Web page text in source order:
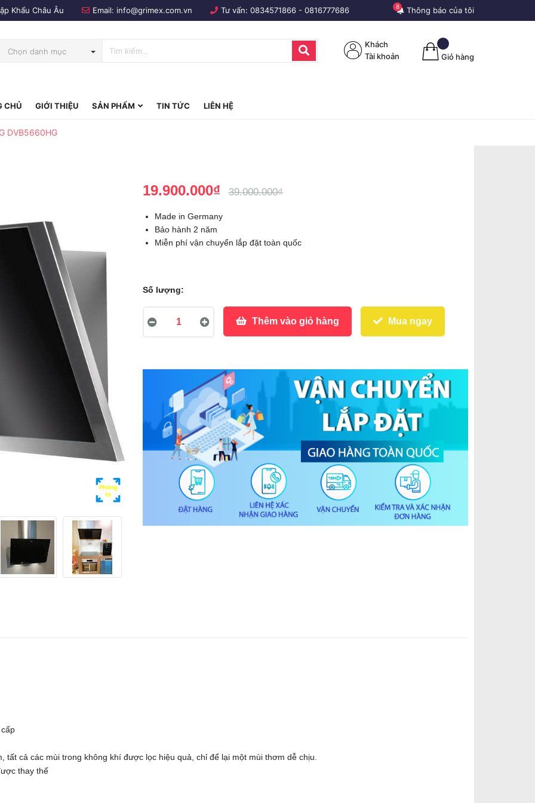
Khẩu Châu Âu Email: info@grimex.com.vn Tư vấn: 0834571866 - 0816777686 Thông báo của tôi
8
Chọn danh mục
Giỏ hàng
Khách
Tài khoản
CHỦ GIỚI THIỆU SẢN PHẨM TIN TỨC LIÊN HỆ
DVB5660HG
Phóng
to
19.900.000₫ 39.000.000₫
Made in Germany
Bảo hành 2 năm
Miễn phí vận chuyển lắp đặt toàn quốc
Số lượng:
Thêm vào giỏ hàng Mua ngay
cả các mùi trong không khí được lọc hiệu quả, chỉ để lại một mùi thơm dễ chịu.
thay thế